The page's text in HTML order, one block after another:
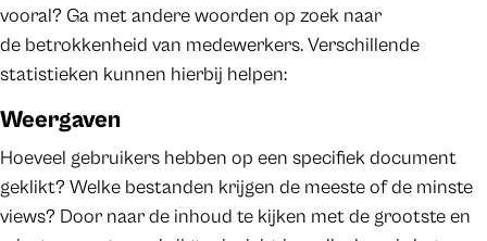
vooral? Ga met andere woorden op zoek naar
de betrokkenheid van medewerkers. Verschillende
statistieken kunnen hierbij helpen:
Weergaven
Hoeveel gebruikers hebben op een specifiek document
geklikt? Welke bestanden krijgen de meeste of de minste
views? Door naar de inhoud te kijken met de grootste en